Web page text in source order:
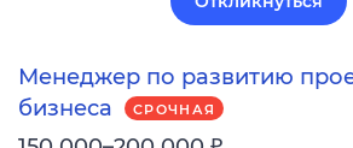
Менеджер по развитию
бизнеса
СРОЧНАЯ